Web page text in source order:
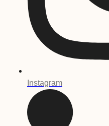
Instagram